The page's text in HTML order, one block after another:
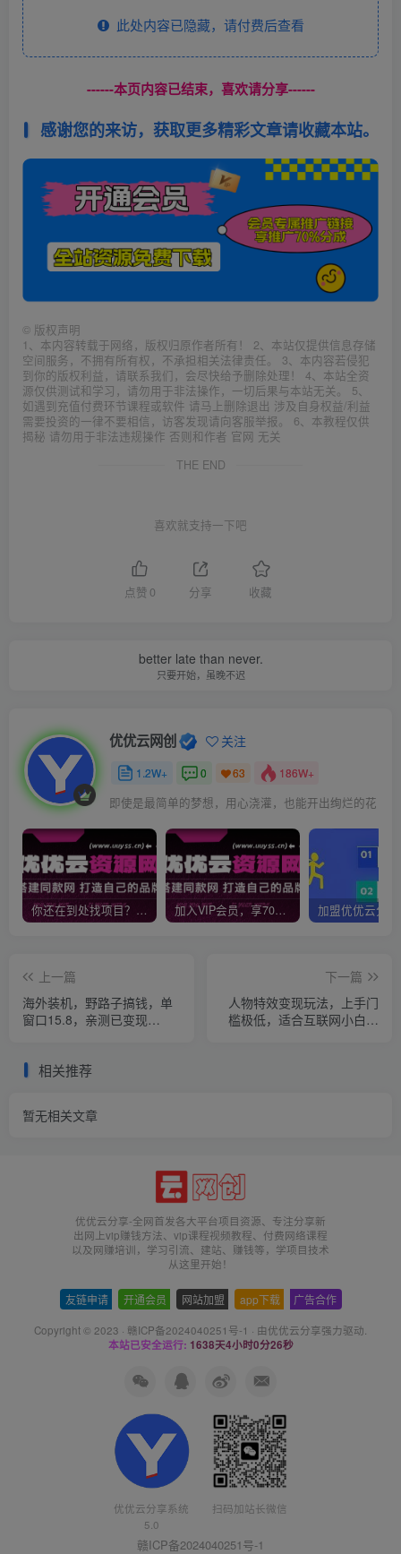
此处内容已隐藏，请付费后查看
------本页内容已结束，喜欢请分享------
感谢您的来访，获取更多精彩文章请收藏本站。
© 版权声明
1、本内容转载于网络，版权归原作者所有！ 2、本站仅提供信息存储
空间服务，不拥有所有权，不承担相关法律责任。 3、本内容若侵犯
到你的版权利益，请联系我们，会尽快给予删除处理！ 4、本站全资
源仅供测试和学习，请勿用于非法操作，一切后果与本站无关。 5、
如遇到充值付费环节课程或软件 请马上删除退出 涉及自身权益/利益
需要投资的一律不要相信，访客发现请向客服举报。 6、本教程仅供
揭秘 请勿用于非法违规操作 否则和作者 官网 无关
THE END
喜欢就支持一下吧
点赞 0 分享 收藏
better late than never.
只要开始，虽晚不迟
优优云网创 关注
1.2W+ 0 63 186W+
即使是最简单的梦想，用心浇灌，也能开出绚烂的花
你还在到处找项目？还在当韭菜？我靠网创资源站一个月收入5万+，曾经我也是个失败者。 加入VIP会员，享70%的推广提成，免费学习多种网上创业课程，菜鸟秒变大神！
上一篇
海外装机，野路子搞钱，单
窗口15.8，亲测已变现
下一篇
人物特效变现玩法，上手门
槛极低，适合互联网小白们
相关推荐
暂无相关文章
优优云分享-全网首发各大平台项目资源、专注分享新
出网上vip赚钱方法、vip课程视频教程、付费网络课程
以及网赚培训，学习引流、建站、赚钱等，学项目技术
从这里开始！
友链申请 开通会员 网站加盟 app下载 广告合作
Copyright © 2023 · 赣ICP备2024040251号-1 · 由优优云分享强力驱动.
本站已安全运行: 1638天4小时0分26秒
优优云分享系统
5.0
扫码加站长微信
赣ICP备2024040251号-1